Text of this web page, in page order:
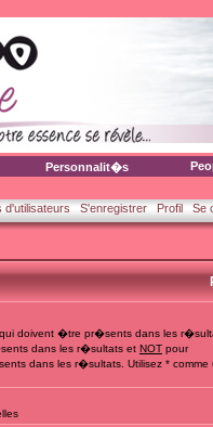
Personnalit�s
d'utilisateurs S'enregistrer Profil Se
doivent �tre pr�sents dans les
dans les r�sultats et NOT pour
dans les r�sultats. Utilisez * comme